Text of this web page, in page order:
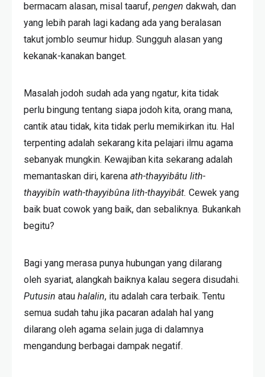
bermacam alasan, misal taaruf, pengen dakwah, dan
yang lebih parah lagi kadang ada yang beralasan
takut jomblo seumur hidup. Sungguh alasan yang
kekanak-kanakan banget.
Masalah jodoh sudah ada yang ngatur, kita tidak
perlu bingung tentang siapa jodoh kita, orang mana,
cantik atau tidak, kita tidak perlu memikirkan itu. Hal
terpenting adalah sekarang kita pelajari ilmu agama
sebanyak mungkin. Kewajiban kita sekarang adalah
memantaskan diri, karena ath-thayyibâtu lith-
thayyibîn wath-thayyibûna lith-thayyibât. Cewek yang
baik buat cowok yang baik, dan sebaliknya. Bukankah
begitu?
Bagi yang merasa punya hubungan yang dilarang
oleh syariat, alangkah baiknya kalau segera disudahi.
Putusin atau halalin, itu adalah cara terbaik. Tentu
semua sudah tahu jika pacaran adalah hal yang
dilarang oleh agama selain juga di dalamnya
mengandung berbagai dampak negatif.